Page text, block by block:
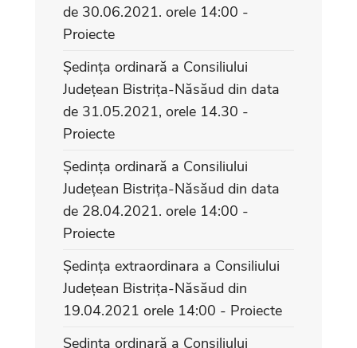
de 30.06.2021. orele 14:00 -
Proiecte
Ședința ordinară a Consiliului
Județean Bistrița-Năsăud din data
de 31.05.2021, orele 14.30 -
Proiecte
Ședința ordinară a Consiliului
Județean Bistrița-Năsăud din data
de 28.04.2021. orele 14:00 -
Proiecte
Ședința extraordinara a Consiliului
Județean Bistrița-Năsăud din
19.04.2021 orele 14:00 - Proiecte
Ședința ordinară a Consiliului